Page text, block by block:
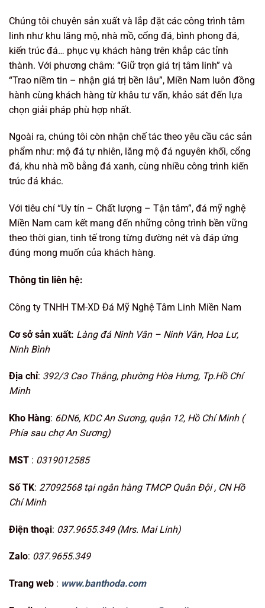
Chúng tôi chuyên sản xuất và lắp đặt các công trình tâm
linh như khu lăng mộ, nhà mồ, cổng đá, bình phong đá,
kiến trúc đá… phục vụ khách hàng trên khắp các tỉnh
thành. Với phương châm: “Giữ trọn giá trị tâm linh” và
“Trao niềm tin – nhận giá trị bền lâu”, Miền Nam luôn đồng
hành cùng khách hàng từ khâu tư vấn, khảo sát đến lựa
chọn giải pháp phù hợp nhất.
Ngoài ra, chúng tôi còn nhận chế tác theo yêu cầu các sản
phẩm như: mộ đá tự nhiên, lăng mộ đá nguyên khối, cổng
đá, khu nhà mồ bằng đá xanh, cùng nhiều công trình kiến
trúc đá khác.
Với tiêu chí “Uy tín – Chất lượng – Tận tâm”, đá mỹ nghệ
Miền Nam cam kết mang đến những công trình bền vững
theo thời gian, tinh tế trong từng đường nét và đáp ứng
đúng mong muốn của khách hàng.
Thông tin liên hệ:
Công ty TNHH TM-XD Đá Mỹ Nghệ Tâm Linh Miền Nam
Cơ sở sản xuất: Làng đá Ninh Vân – Ninh Vân, Hoa Lư,
Ninh Bình
Địa chỉ: 392/3 Cao Thắng, phường Hòa Hưng, Tp.Hồ Chí
Minh
Kho Hàng: 6DN6, KDC An Sương, quận 12, Hồ Chí Minh (
Phía sau chợ An Sương)
MST : 0319012585
Số TK: 27092568 tại ngân hàng TMCP Quân Đội , CN Hồ
Chí Minh
Điện thoại: 037.9655.349 (Mrs. Mai Linh)
Zalo: 037.9655.349
Trang web : www.banthoda.com